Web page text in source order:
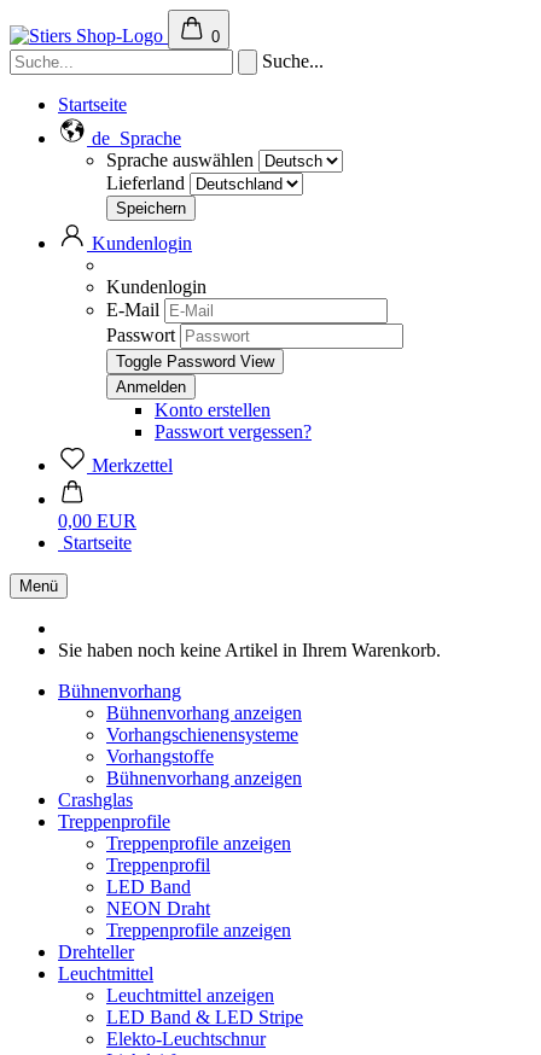
0
Suche...
Startseite
de Sprache
Sprache auswählen
Lieferland
Kundenlogin
Kundenlogin
E-Mail
Passwort
Toggle Password View
Konto erstellen
Passwort vergessen?
Merkzettel
0,00 EUR
Startseite
Menü
Sie haben noch keine Artikel in Ihrem Warenkorb.
Bühnenvorhang
Bühnenvorhang anzeigen
Vorhangschienensysteme
Vorhangstoffe
Bühnenvorhang anzeigen
Crashglas
Treppenprofile
Treppenprofile anzeigen
Treppenprofil
LED Band
NEON Draht
Treppenprofile anzeigen
Drehteller
Leuchtmittel
Leuchtmittel anzeigen
LED Band & LED Stripe
Elekto-Leuchtschnur